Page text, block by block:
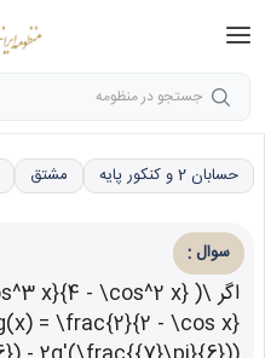
جستجو در منظومه
حسابان 2 و کنکور پایه مشتق
سوال :